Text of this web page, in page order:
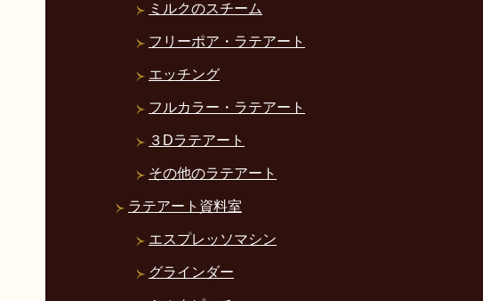
ミルクのスチーム
フリーポア・ラテアート
エッチング
フルカラー・ラテアート
３Dラテアート
その他のラテアート
ラテアート資料室
エスプレッソマシン
グラインダー